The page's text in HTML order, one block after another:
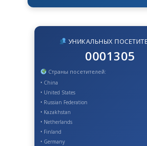
УНИКАЛЬНЫХ
0001305
Страны посетителей:
• China
• United States
• Russian Federation
• Kazakhstan
• Netherlands
• Finland
• Germany